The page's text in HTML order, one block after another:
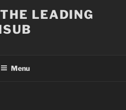
LEADING
Menu